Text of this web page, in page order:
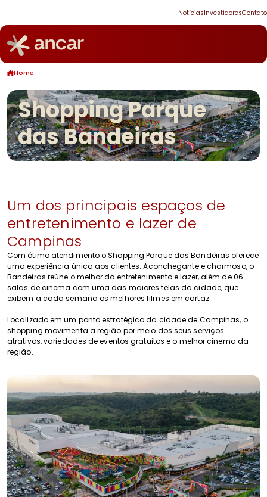
NotíciasInvestidoresContato
Home
Shopping Parque
das Bandeiras
Um dos principais espaços de
entretenimento e lazer de
Campinas
Com ótimo atendimento o Shopping Parque das Bandeiras oferece
uma experiência única aos clientes. Aconchegante e charmoso, o
Bandeiras reúne o melhor do entretenimento e lazer, além de 06
salas de cinema com uma das maiores telas da cidade, que
exibem a cada semana os melhores filmes em cartaz.
Localizado em um ponto estratégico da cidade de Campinas, o
shopping movimenta a região por meio dos seus serviços
atrativos, variedades de eventos gratuitos e o melhor cinema da
região.